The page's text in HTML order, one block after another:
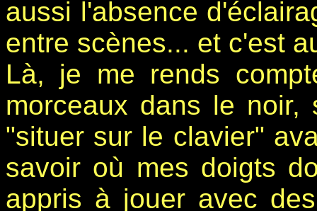
aussi l'absence
entre scènes... et c'est
Là, je me rends
morceaux dans le
"situer sur le clavier"
savoir où mes doigts
appris à jouer avec